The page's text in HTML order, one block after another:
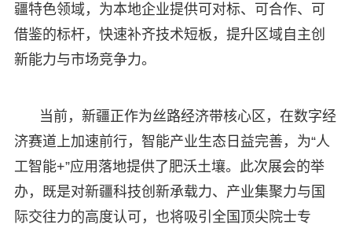
疆特色领域，为本地企业提供可对标、可合作、可
借鉴的标杆，快速补齐技术短板，提升区域自主创
新能力与市场竞争力。
当前，新疆正作为丝路经济带核心区，在数字经
济赛道上加速前行，智能产业生态日益完善，为“人
工智能+”应用落地提供了肥沃土壤。此次展会的举
办，既是对新疆科技创新承载力、产业集聚力与国
际交往力的高度认可，也将吸引全国顶尖院士专